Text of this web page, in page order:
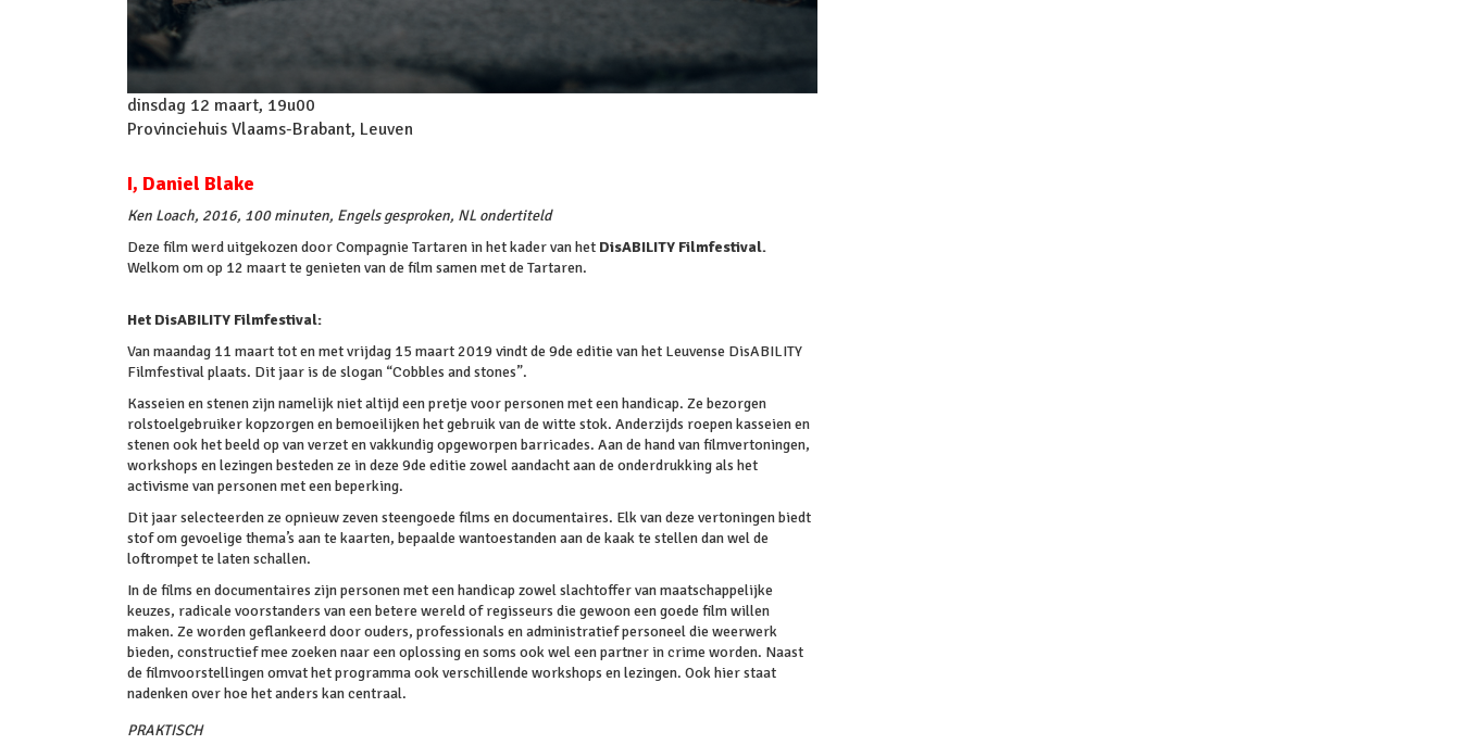
dinsdag 12 maart, 19u00
Provinciehuis Vlaams-Brabant, Leuven
I, Daniel Blake
Ken Loach, 2016, 100 minuten, Engels gesproken, NL ondertiteld
Deze film werd uitgekozen door Compagnie Tartaren in het kader van het DisABILITY Filmfestival.
Welkom om op 12 maart te genieten van de film samen met de Tartaren.
Het DisABILITY Filmfestival:
Van maandag 11 maart tot en met vrijdag 15 maart 2019 vindt de 9de editie van het Leuvense DisABILITY
Filmfestival plaats. Dit jaar is de slogan “Cobbles and stones”.
Kasseien en stenen zijn namelijk niet altijd een pretje voor personen met een handicap. Ze bezorgen
rolstoelgebruiker kopzorgen en bemoeilijken het gebruik van de witte stok. Anderzijds roepen kasseien en
stenen ook het beeld op van verzet en vakkundig opgeworpen barricades. Aan de hand van filmvertoningen,
workshops en lezingen besteden ze in deze 9de editie zowel aandacht aan de onderdrukking als het
activisme van personen met een beperking.
Dit jaar selecteerden ze opnieuw zeven steengoede films en documentaires. Elk van deze vertoningen biedt
stof om gevoelige thema’s aan te kaarten, bepaalde wantoestanden aan de kaak te stellen dan wel de
loftrompet te laten schallen.
In de films en documentaires zijn personen met een handicap zowel slachtoffer van maatschappelijke
keuzes, radicale voorstanders van een betere wereld of regisseurs die gewoon een goede film willen
maken. Ze worden geflankeerd door ouders, professionals en administratief personeel die weerwerk
bieden, constructief mee zoeken naar een oplossing en soms ook wel een partner in crime worden. Naast
de filmvoorstellingen omvat het programma ook verschillende workshops en lezingen. Ook hier staat
nadenken over hoe het anders kan centraal.
PRAKTISCH